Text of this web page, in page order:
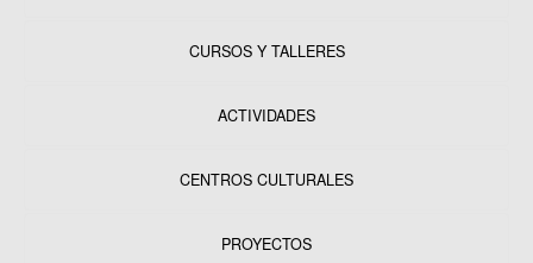
CURSOS Y TALLERES
ACTIVIDADES
CENTROS CULTURALES
PROYECTOS